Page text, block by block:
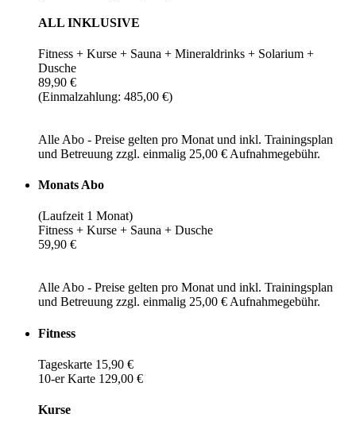
ALL INKLUSIVE
Fitness + Kurse + Sauna + Mineraldrinks + Solarium +
Dusche
89,90 €
(Einmalzahlung: 485,00 €)
Alle Abo - Preise gelten pro Monat und inkl. Trainingsplan
und Betreuung zzgl. einmalig 25,00 € Aufnahmegebühr.
Monats Abo
(Laufzeit 1 Monat)
Fitness + Kurse + Sauna + Dusche
59,90 €
Alle Abo - Preise gelten pro Monat und inkl. Trainingsplan
und Betreuung zzgl. einmalig 25,00 € Aufnahmegebühr.
Fitness
Tageskarte 15,90 €
10-er Karte 129,00 €
Kurse